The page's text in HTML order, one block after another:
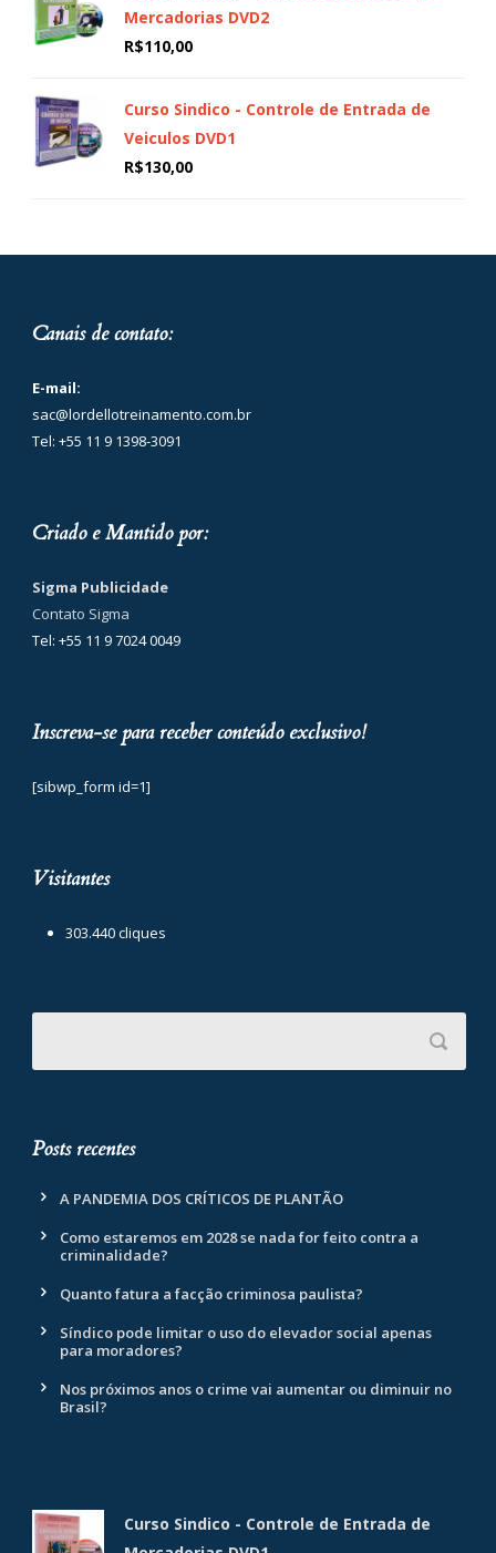
Mercadorias DVD2
R$110,00
Curso Sindico - Controle de Entrada de
Veiculos DVD1
R$130,00
Canais de contato:
E-mail:
sac@lordellotreinamento.com.br
Tel: +55 11 9 1398-3091
Criado e Mantido por:
Sigma Publicidade
Contato Sigma
Tel: +55 11 9 7024 0049
Inscreva-se para receber conteúdo exclusivo!
[sibwp_form id=1]
Visitantes
303.440 cliques
Posts recentes
A PANDEMIA DOS CRÍTICOS DE PLANTÃO
Como estaremos em 2028 se nada for feito contra a
criminalidade?
Quanto fatura a facção criminosa paulista?
Síndico pode limitar o uso do elevador social apenas
para moradores?
Nos próximos anos o crime vai aumentar ou diminuir no
Brasil?
Curso Sindico - Controle de Entrada de